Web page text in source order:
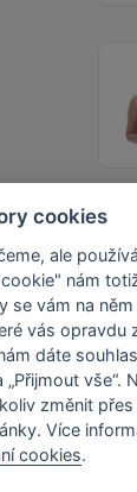
Clubu!
cookies
ale
nám
se vám na něm
vás opravdu
dáte
vše“.
změnit přes
Více
cookies.